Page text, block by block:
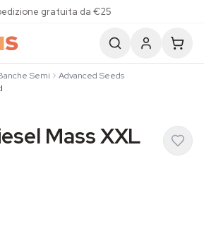
gratuita da €25
Semi
Advanced Seeds
Mass XXL